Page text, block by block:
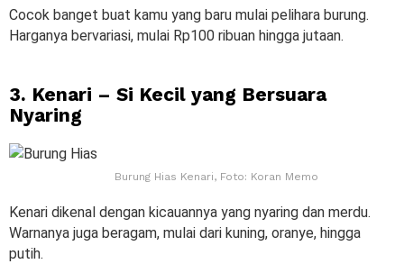
Cocok banget buat kamu yang baru mulai pelihara burung.
Harganya bervariasi, mulai Rp100 ribuan hingga jutaan.
3. Kenari – Si Kecil yang Bersuara
Nyaring
Burung Hias Kenari, Foto: Koran Memo
Kenari dikenal dengan kicauannya yang nyaring dan merdu.
Warnanya juga beragam, mulai dari kuning, oranye, hingga
putih.